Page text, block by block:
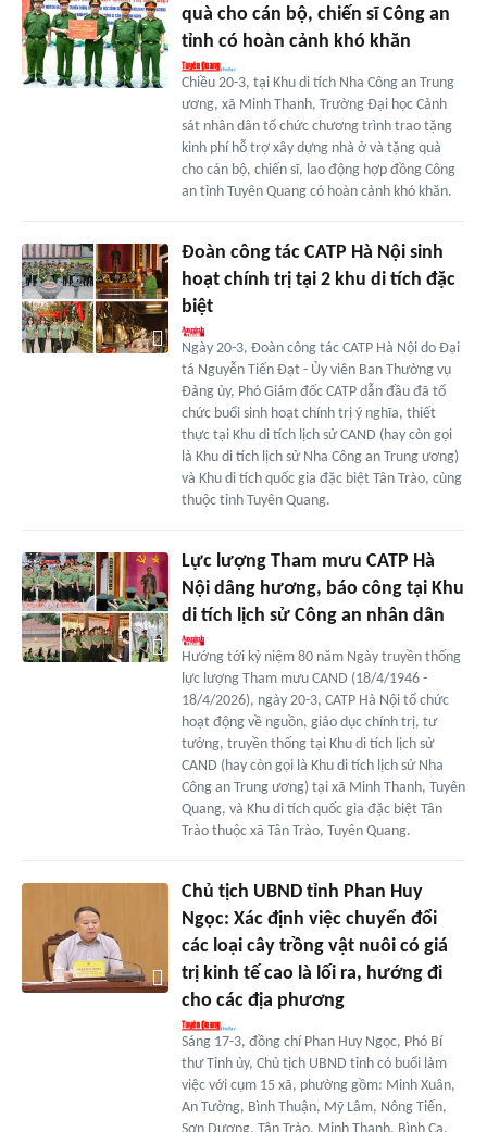
quà cho cán bộ, chiến sĩ Công an
tỉnh có hoàn cảnh khó khăn
Chiều 20-3, tại Khu di tích Nha Công an Trung
ương, xã Minh Thanh, Trường Đại học Cảnh
sát nhân dân tổ chức chương trình trao tặng
kinh phí hỗ trợ xây dựng nhà ở và tặng quà
cho cán bộ, chiến sĩ, lao động hợp đồng Công
an tỉnh Tuyên Quang có hoàn cảnh khó khăn.
Đoàn công tác CATP Hà Nội sinh
hoạt chính trị tại 2 khu di tích đặc
biệt
Ngày 20-3, Đoàn công tác CATP Hà Nội do Đại
tá Nguyễn Tiến Đạt - Ủy viên Ban Thường vụ
Đảng ủy, Phó Giám đốc CATP dẫn đầu đã tổ
chức buổi sinh hoạt chính trị ý nghĩa, thiết
thực tại Khu di tích lịch sử CAND (hay còn gọi
là Khu di tích lịch sử Nha Công an Trung ương)
và Khu di tích quốc gia đặc biệt Tân Trào, cùng
thuộc tỉnh Tuyên Quang.
Lực lượng Tham mưu CATP Hà
Nội dâng hương, báo công tại Khu
di tích lịch sử Công an nhân dân
Hướng tới kỷ niệm 80 năm Ngày truyền thống
lực lượng Tham mưu CAND (18/4/1946 -
18/4/2026), ngày 20-3, CATP Hà Nội tổ chức
hoạt động về nguồn, giáo dục chính trị, tư
tưởng, truyền thống tại Khu di tích lịch sử
CAND (hay còn gọi là Khu di tích lịch sử Nha
Công an Trung ương) tại xã Minh Thanh, Tuyên
Quang, và Khu di tích quốc gia đặc biệt Tân
Trào thuộc xã Tân Trào, Tuyên Quang.
Chủ tịch UBND tỉnh Phan Huy
Ngọc: Xác định việc chuyển đổi
các loại cây trồng vật nuôi có giá
trị kinh tế cao là lối ra, hướng đi
cho các địa phương
Sáng 17-3, đồng chí Phan Huy Ngọc, Phó Bí
thư Tỉnh ủy, Chủ tịch UBND tỉnh có buổi làm
việc với cụm 15 xã, phường gồm: Minh Xuân,
An Tường, Bình Thuận, Mỹ Lâm, Nông Tiến,